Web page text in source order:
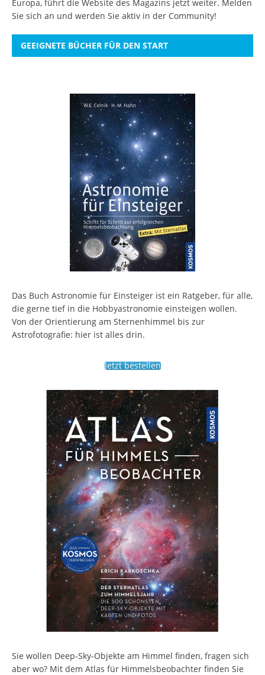
Europa, führt die Website des Magazins jetzt weiter. Melden
Sie sich an und werden Sie aktiv in der Community!
GEEIGNETE BÜCHER FÜR DEN START
Das Buch Astronomie für Einsteiger ist ein Ratgeber, für alle,
die gerne tief in die Hobbyastronomie einsteigen wollen.
Von der Orientierung am Sternenhimmel bis zur
Astrofotografie: hier ist alles drin.
Jetzt bestellen
Sie wollen Deep-Sky-Objekte am Himmel finden, fragen sich
aber wo? Mit dem Atlas für Himmelsbeobachter finden Sie